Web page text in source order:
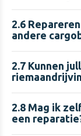
2.6
andere
2.7 Kunnen
2.8 Mag ik
een